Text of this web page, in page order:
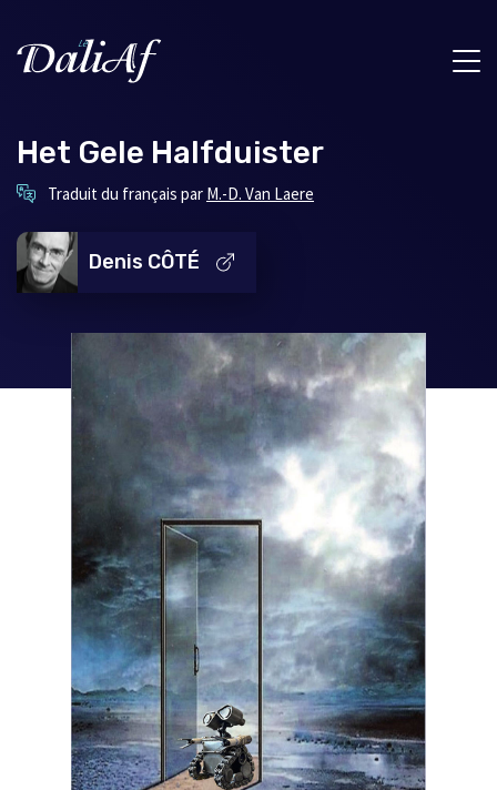
Het Gele Halfduister
Traduit du français par M.-D. Van Laere
Denis CÔTÉ